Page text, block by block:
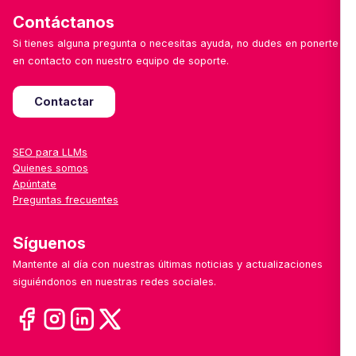
Contáctanos
Si tienes alguna pregunta o necesitas ayuda, no dudes en ponerte
en contacto con nuestro equipo de soporte.
Contactar
SEO para LLMs
Quienes somos
Apúntate
Preguntas frecuentes
Síguenos
Mantente al día con nuestras últimas noticias y actualizaciones
siguiéndonos en nuestras redes sociales.